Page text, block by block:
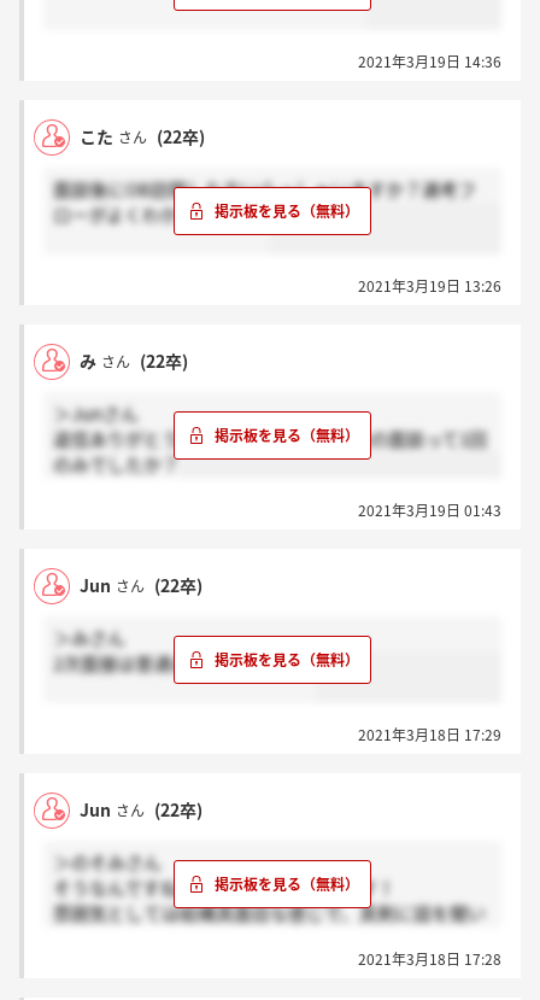
2021年3月19日 14:36
こた さん (22卒)
面談後にOB訪問した方いらっしゃいますか？選考フ
ローがよくわからなくて…
2021年3月19日 13:26
み さん (22卒)
＞Junさん
返信ありがとうございます！1次面接後の面談って1回
のみでしたか？
2021年3月19日 01:43
Jun さん (22卒)
＞みさん
2次面接は普通に受けましたよ！
2021年3月18日 17:29
Jun さん (22卒)
＞のそみさん
そうなんですね！おめでとうございます！
雰囲気としては結構真面目な感じで、真剣に話を聞い
矛盾があるとしっかり詰められるような感じでした
2021年3月18日 17:28